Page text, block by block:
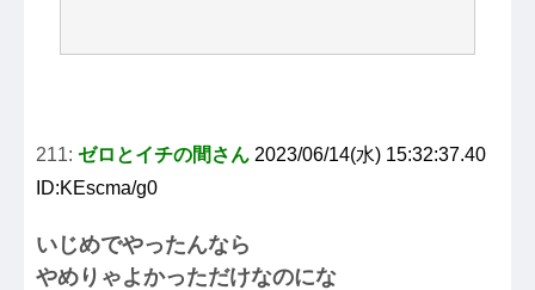
211: ゼロとイチの間さん 2023/06/14(水) 15:32:37.40
ID:KEscma/g0
いじめでやったんなら
やめりゃよかっただけなのにな